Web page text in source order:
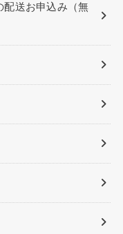
配送お申込み（無